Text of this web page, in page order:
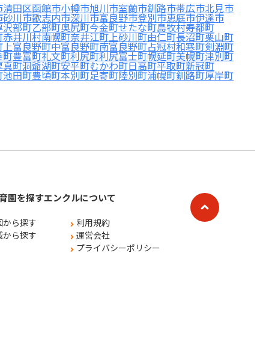
清田区函館市小樽市旭川市室蘭市釧路市帯広市北見市
砂川市歌志内市深川市富良野市登別市恵庭市伊達市
沢部町乙部町奥尻町今金町せたな町島牧村寿都町
赤井川村南幌町奈井江町上砂川町由仁町長沼町栗山町
上富良野町中富良野町南富良野町占冠村和寒町剣淵町
町豊富町礼文町利尻町利尻富士町幌延町美幌町津別町
真町洞爺湖町安平町むかわ町日高町平取町新冠町
池田町豊頃町本別町足寄町陸別町浦幌町釧路町厚岸町
園を探す
から探す
から探す
エンクルについて
利用規約
運営会社
プライバシーポリシー